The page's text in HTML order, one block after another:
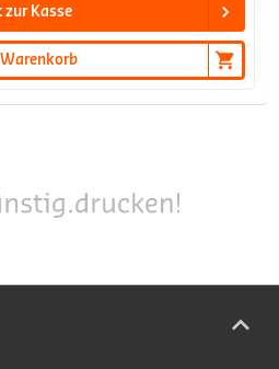
zur Kasse
Warenkorb